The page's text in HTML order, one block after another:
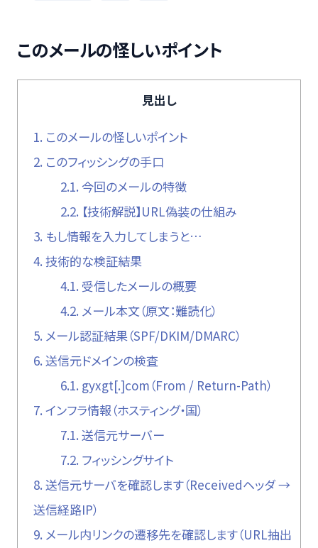
このメールの怪しいポイント
見出し
1. このメールの怪しいポイント
2. このフィッシングの手口
2.1. 今回のメールの特徴
2.2. 【技術解説】URL偽装の仕組み
3. もし情報を入力してしまうと…
4. 技術的な検証結果
4.1. 受信したメールの概要
4.2. メール本文（原文：難読化）
5. メール認証結果（SPF/DKIM/DMARC）
6. 送信元ドメインの検査
6.1. gyxgt[.]com（From / Return-Path）
7. インフラ情報（ホスティング・国）
7.1. 送信元サーバー
7.2. フィッシングサイト
8. 送信元サーバを確認します（Receivedヘッダ →
送信経路IP）
9. メール内リンクの遷移先を確認します（URL抽出